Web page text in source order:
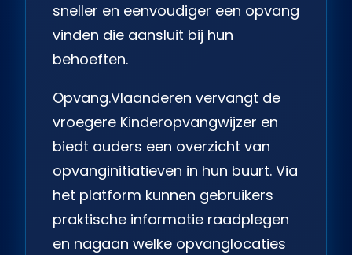
sneller en eenvoudiger een opvang
vinden die aansluit bij hun
behoeften.
Opvang.Vlaanderen vervangt de
vroegere Kinderopvangwijzer en
biedt ouders een overzicht van
opvanginitiatieven in hun buurt. Via
het platform kunnen gebruikers
praktische informatie raadplegen
en nagaan welke opvanglocaties